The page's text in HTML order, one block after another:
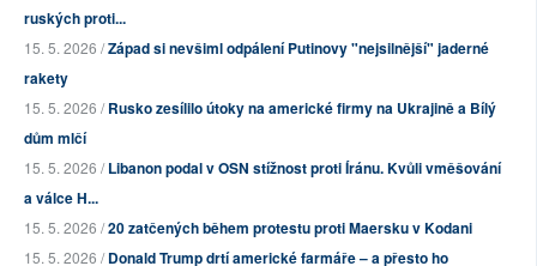
ruských proti...
15. 5. 2026 /Západ si nevšiml odpálení Putinovy "nejsilnější" jaderné
rakety
15. 5. 2026 /Rusko zesílilo útoky na americké firmy na Ukrajině a Bílý
dům mlčí
15. 5. 2026 /Libanon podal v OSN stížnost proti Íránu. Kvůli vměšování
a válce H...
15. 5. 2026 /20 zatčených během protestu proti Maersku v Kodani
15. 5. 2026 /Donald Trump drtí americké farmáře – a přesto ho